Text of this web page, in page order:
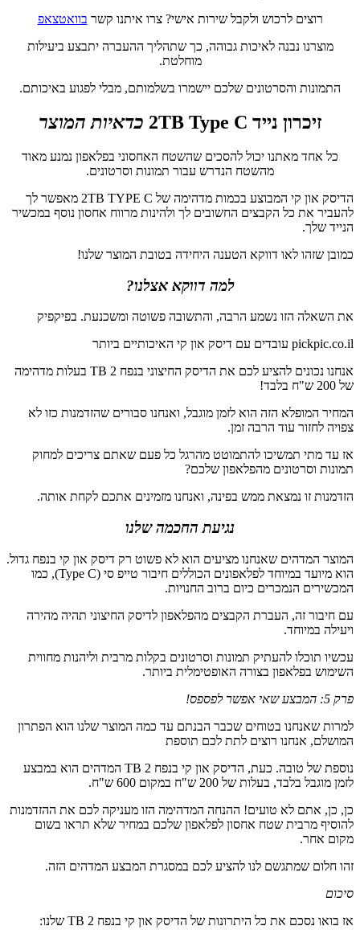
רוצים לרכוש ולקבל שירות אישי? צרו איתנו קשר בוואטצאפ
מוצרנו נבנה לאיכות גבוהה, כך שתהליך ההעברה יתבצע ביעילות
מוחלטת.
התמונות והסרטונים שלכם יישמרו בשלמותם, מבלי לפגוע באיכותם.
זיכרון נייד 2TB Type C כדאיות המוצר
כל אחד מאתנו יכול להסכים שהשטח האחסוני בפלאפון נמנע מאוד
מהשטח הנדרש עבור תמונות וסרטונים.
הדיסק און קי המבוצע בכמות מדהימה של 2TB TYPE C מאפשר לך
להעביר את כל הקבצים החשובים לך ולהינות מרווח אחסון נוסף במכשיר
הנייד שלך.
כמובן שזהו לאו דווקא הטענה היחידה בטובת המוצר שלנו!
למה דווקא אצלנו?
את השאלה הזו נשמע הרבה, והתשובה פשוטה ומשכנעת. בפיקפיק
pickpic.co.il עובדים עם דיסק און קי האיכותיים ביותר
אנחנו נכונים להציע לכם את הדיסק החיצוני בנפח 2 TB בעלות מדהימה
של 200 ש"ח בלבד!
המחיר המופלא הזה הוא לזמן מוגבל, ואנחנו סבורים שהזדמנות כזו לא
צפויה לחזור עוד הרבה זמן.
אז עד מתי תמשיכו להתמוטט מהרגל כל פעם שאתם צריכים למחוק
תמונות וסרטונים מהפלאפון שלכם?
הזדמנות זו נמצאת ממש בפינה, ואנחנו מזמינים אתכם לקחת אותה.
נגיעת החכמה שלנו
המוצר המדהים שאנחנו מציעים הוא לא פשוט רק דיסק און קי בנפח גדול.
הוא מיועד במיוחד לפלאפונים הכוללים חיבור טייפ סי (Type C), כמו
המכשירים הנמכרים כיום ברוב החנויות.
עם חיבור זה, העברת הקבצים מהפלאפון לדיסק החיצוני תהיה מהירה
ויעילה במיוחד.
עכשיו תוכלו להעתיק תמונות וסרטונים בקלות מרבית וליהנות מחווית
השימוש בפלאפון בצורה האופטימלית ביותר.
פרק 5: המבצע שאי אפשר לפספס!
למרות שאנחנו בטוחים שכבר הבנתם עד כמה המוצר שלנו הוא הפתרון
המושלם, אנחנו רוצים לתת לכם תוספת
נוספת של טובה. כעת, הדיסק און קי בנפח 2 TB המדהים הוא במבצע
לזמן מוגבל בלבד, בעלות של 200 ש"ח במקום 600 ש"ח.
כן, כן, אתם לא טועים! ההנחה המדהימה הזו מעניקה לכם את ההזדמנות
להוסיף מרבית שטח אחסון לפלאפון שלכם במחיר שלא תראו בשום
מקום אחר.
זהו חלום שמתגשם לנו להציע לכם במסגרת המבצע המדהים הזה.
סיכום
אז בואו נסכם את כל היתרונות של הדיסק און קי בנפח 2 TB שלנו: